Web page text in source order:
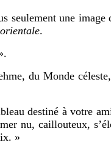
seulement une
orientale.
du Monde
destiné à votre
nu, caillouteux,
»